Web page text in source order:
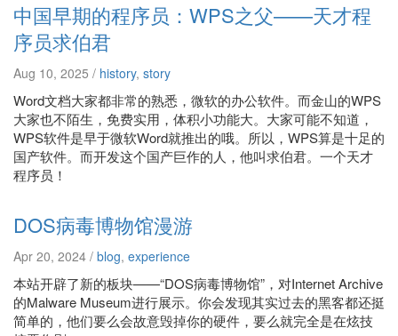
中国早期的程序员：WPS之父——天才程
序员求伯君
Aug 10, 2025 / history, story
Word文档大家都非常的熟悉，微软的办公软件。而金山的WPS
大家也不陌生，免费实用，体积小功能大。大家可能不知道，
WPS软件是早于微软Word就推出的哦。所以，WPS算是十足的
国产软件。而开发这个国产巨作的人，他叫求伯君。一个天才
程序员！
DOS病毒博物馆漫游
Apr 20, 2024 / blog, experience
本站开辟了新的板块——“DOS病毒博物馆”，对Internet Archive
的Malware Museum进行展示。你会发现其实过去的黑客都还挺
简单的，他们要么会故意毁掉你的硬件，要么就完全是在炫技